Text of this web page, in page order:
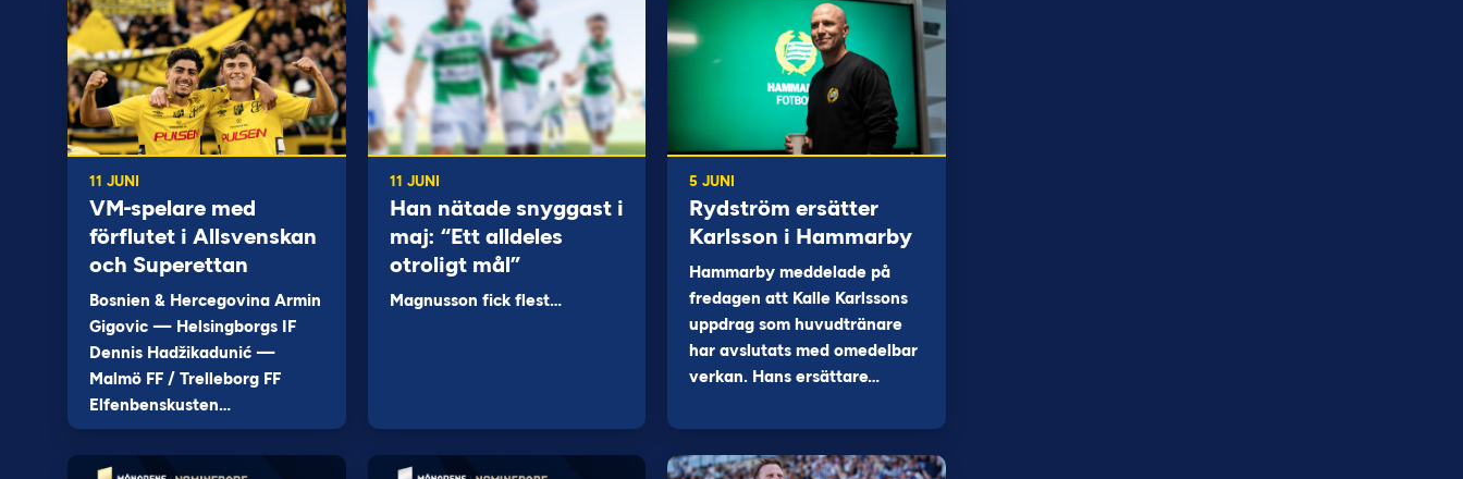
11 JUNI
VM-spelare med
förflutet i Allsvenskan
och Superettan
Bosnien & Hercegovina Armin
Gigovic — Helsingborgs IF
Dennis Hadžikadunić —
Malmö FF / Trelleborg FF
Elfenbenskusten…
11 JUNI
Han nätade snyggast i
maj: “Ett alldeles
otroligt mål”
Magnusson fick flest…
5 JUNI
Rydström ersätter
Karlsson i Hammarby
Hammarby meddelade på
fredagen att Kalle Karlssons
uppdrag som huvudtränare
har avslutats med omedelbar
verkan. Hans ersättare…